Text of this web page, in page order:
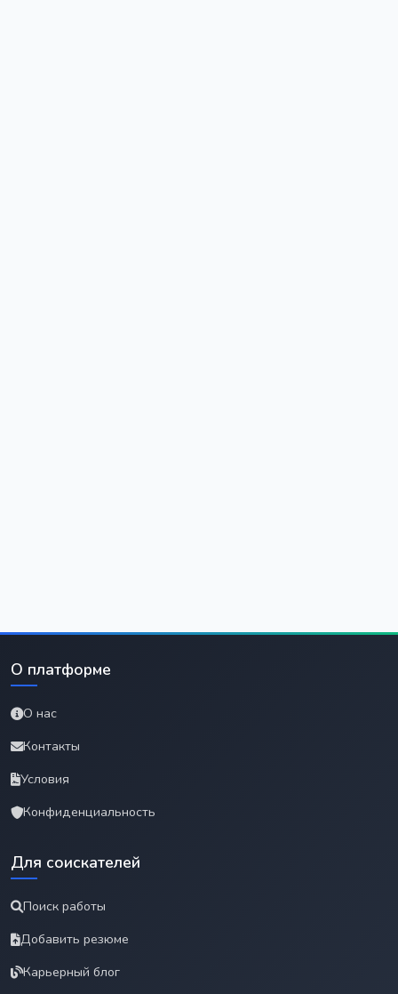
О платформе
О нас
Контакты
Условия
Конфиденциальность
Для соискателей
Поиск работы
Добавить резюме
Карьерный блог